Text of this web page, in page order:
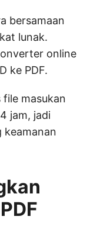
bersamaan
lunak.
online
ke PDF.
masukan
jam, jadi